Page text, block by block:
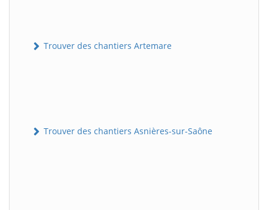
Trouver des chantiers Artemare
Trouver des chantiers Asnières-sur-Saône